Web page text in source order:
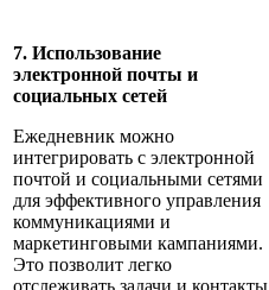
7. Использование
электронной почты и
социальных сетей
Ежедневник можно
интегрировать с электронной
почтой и социальными сетями
для эффективного управления
коммуникациями и
маркетинговыми кампаниями.
Это позволит легко
отслеживать задачи и контакты